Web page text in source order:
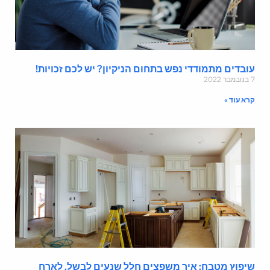
מתמודדי נפש בתחום הניקיון? יש לכם זכויות!
עוד »
מטבח: איך משפצים חלל שנעים לבשל, לארח